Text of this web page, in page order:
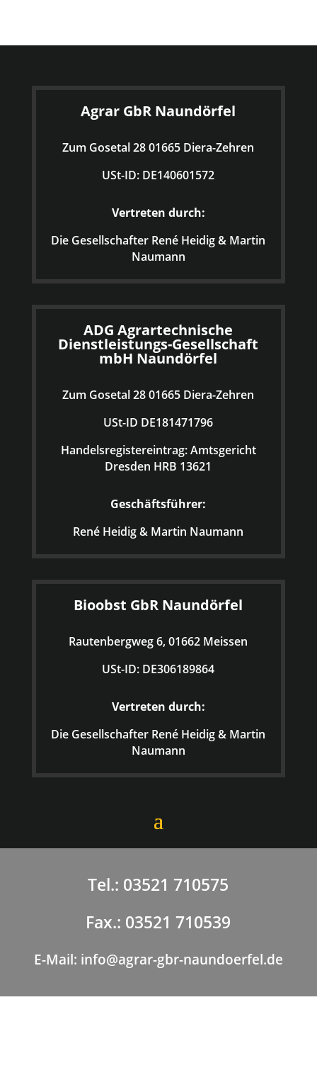
Agrar GbR Naundörfel
Zum Gosetal 28 01665 Diera-Zehren
USt-ID: DE140601572
Vertreten durch:
Die Gesellschafter René Heidig & Martin
Naumann
ADG Agrartechnische
Dienstleistungs-Gesellschaft
mbH Naundörfel
Zum Gosetal 28 01665 Diera-Zehren
USt-ID DE181471796
Handelsregistereintrag: Amtsgericht
Dresden HRB 13621
Geschäftsführer:
René Heidig & Martin Naumann
Bioobst GbR Naundörfel
Rautenbergweg 6, 01662 Meissen
USt-ID: DE306189864
Vertreten durch:
Die Gesellschafter René Heidig & Martin
Naumann
Tel.: 03521 710575
Fax.: 03521 710539
E-Mail: info@agrar-gbr-naundoerfel.de